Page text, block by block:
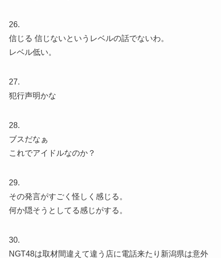
26.
信じる 信じないというレベルの話でないわ。
レベル低い。
27.
犯行声明かな
28.
ブスだなぁ
これでアイドルなのか？
29.
その発言がすごく怪しく感じる。
何か隠そうとしてる感じがする。
30.
NGT48は取材間違えて違う店に電話来たり新潟県は意外